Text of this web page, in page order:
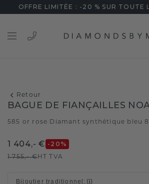
OFFRE LIMITÉE : -20 % SUR TOUTE
Retour
BAGUE DE FIANÇAILLES
585 or rose Diamant synthétique bleu
1 404,- € -20 %
1 755,- €HT TVA
Bijoutier traditionnel :